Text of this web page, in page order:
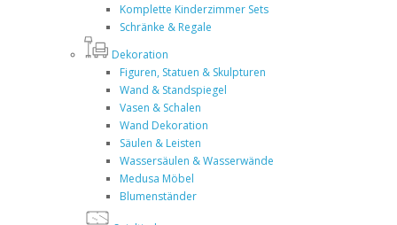
Komplette Kinderzimmer Sets
Schränke & Regale
Dekoration
Figuren, Statuen & Skulpturen
Wand & Standspiegel
Vasen & Schalen
Wand Dekoration
Säulen & Leisten
Wassersäulen & Wasserwände
Medusa Möbel
Blumenständer